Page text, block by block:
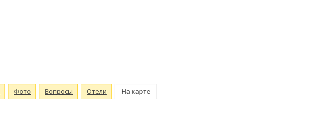
Фото Вопросы Отели На карте